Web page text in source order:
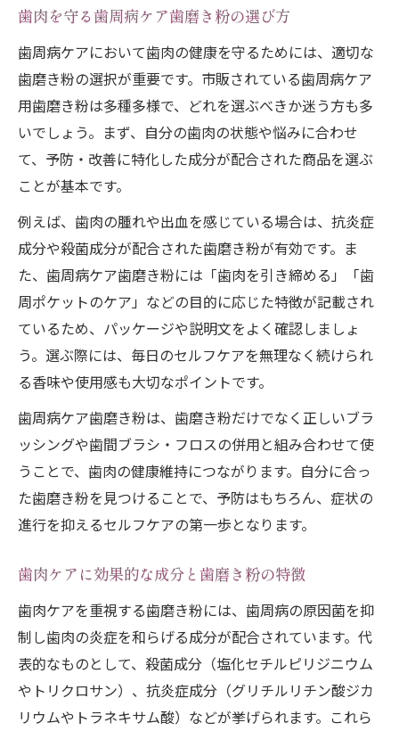
歯肉を守る歯周病ケア歯磨き粉の選び方
歯周病ケアにおいて歯肉の健康を守るためには、適切な
歯磨き粉の選択が重要です。市販されている歯周病ケア
用歯磨き粉は多種多様で、どれを選ぶべきか迷う方も多
いでしょう。まず、自分の歯肉の状態や悩みに合わせ
て、予防・改善に特化した成分が配合された商品を選ぶ
ことが基本です。
例えば、歯肉の腫れや出血を感じている場合は、抗炎症
成分や殺菌成分が配合された歯磨き粉が有効です。ま
た、歯周病ケア歯磨き粉には「歯肉を引き締める」「歯
周ポケットのケア」などの目的に応じた特徴が記載され
ているため、パッケージや説明文をよく確認しましょ
う。選ぶ際には、毎日のセルフケアを無理なく続けられ
る香味や使用感も大切なポイントです。
歯周病ケア歯磨き粉は、歯磨き粉だけでなく正しいブラ
ッシングや歯間ブラシ・フロスの併用と組み合わせて使
うことで、歯肉の健康維持につながります。自分に合っ
た歯磨き粉を見つけることで、予防はもちろん、症状の
進行を抑えるセルフケアの第一歩となります。
歯肉ケアに効果的な成分と歯磨き粉の特徴
歯肉ケアを重視する歯磨き粉には、歯周病の原因菌を抑
制し歯肉の炎症を和らげる成分が配合されています。代
表的なものとして、殺菌成分（塩化セチルピリジニウム
やトリクロサン）、抗炎症成分（グリチルリチン酸ジカ
リウムやトラネキサム酸）などが挙げられます。これら